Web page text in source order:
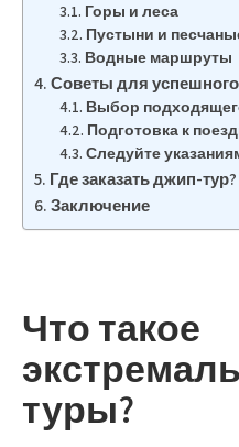
Горы и леса
Пустыни и
Водные маршруты
Советы для
Выбор
Подготовка к
Следуйте
Где заказать джип-тур?
Заключение
Что такое
туры?